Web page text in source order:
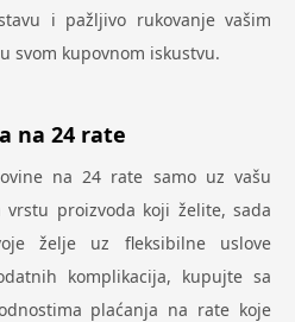
i pažljivo rukovanje vašim
svom kupovnom iskustvu.
na 24 rate
na 24 rate samo uz vašu
proizvoda koji želite, sada
želje uz fleksibilne uslove
komplikacija, kupujte sa
plaćanja na rate koje